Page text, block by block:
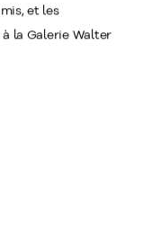
et les
la Galerie Walter